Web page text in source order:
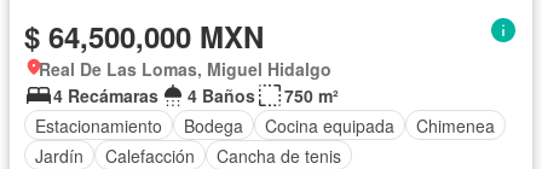
$ 64,500,000 MXN
Real De Las Lomas, Miguel Hidalgo
4 Recámaras
4 Baños
750 m²
Estacionamiento
Bodega Cocina equipada
Chimenea
Jardín
Calefacción
Cancha de tenis